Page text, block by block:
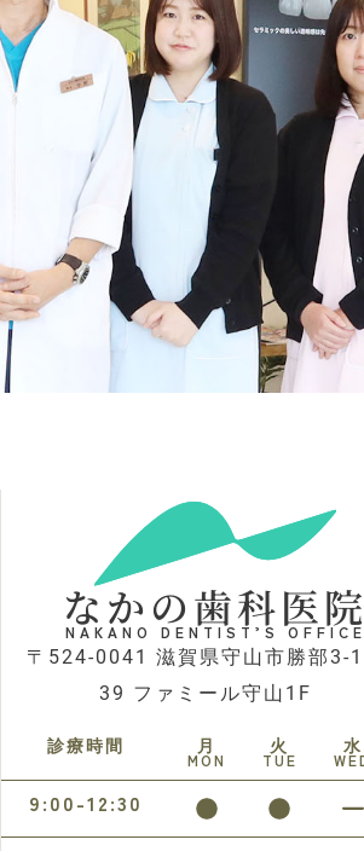
なかの歯科医院
NAKANO DENTIST’S OFFICE
〒524-0041 滋賀県守山市勝部3-
39 ファミール守山1F
診療時間 月
MON
火
TUE
水
9:00-12:30